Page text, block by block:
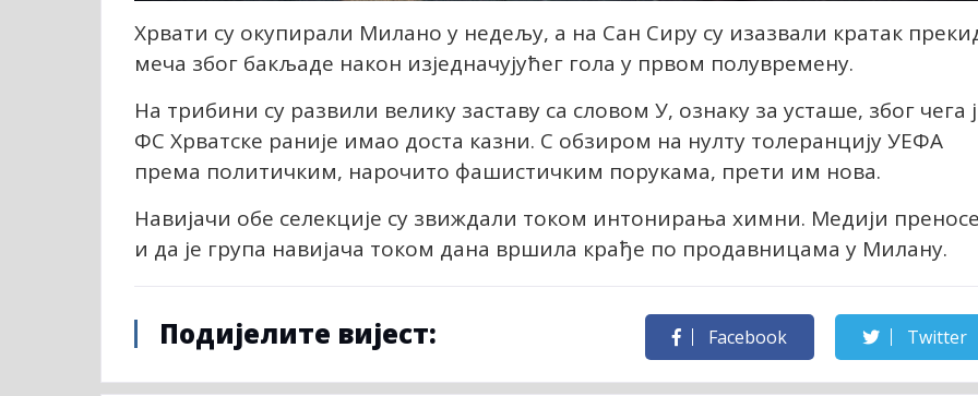
Хрвати су окупирали Милано у недељу, а на Сан Сиру су изазвали кратак
меча због бакљаде након изједначујућег гола у првом полувремену.
На трибини су развили велику заставу са словом У, ознаку за усташе, због чега
ФС Хрватске раније имао доста казни. С обзиром на нулту толеранцију УЕФА
према политичким, нарочито фашистичким порукама, прети им нова.
Навијачи обе селекције су звиждали током интонирања химни. Медији
и да је група навијача током дана вршила крађе по продавницама у Милану.
Подијелите вијест: Facebook Twitter